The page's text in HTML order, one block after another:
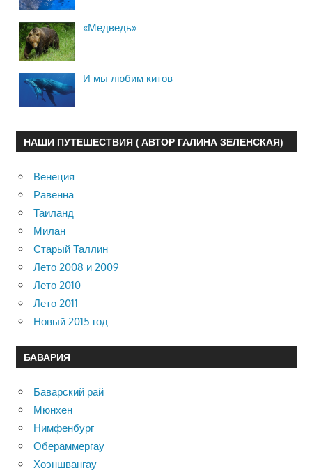
«Медведь»
И мы любим китов
НАШИ ПУТЕШЕСТВИЯ ( АВТОР ГАЛИНА ЗЕЛЕНСКАЯ)
Венеция
Равенна
Таиланд
Милан
Старый Таллин
Лето 2008 и 2009
Лето 2010
Лето 2011
Новый 2015 год
БАВАРИЯ
Баварский рай
Мюнхен
Нимфенбург
Обераммергау
Хоэншвангау